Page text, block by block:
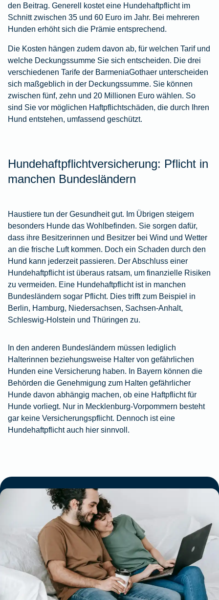
den Beitrag. Generell kostet eine Hundehaftpflicht im
Schnitt zwischen 35 und 60 Euro im Jahr. Bei mehreren
Hunden erhöht sich die Prämie entsprechend.
Die Kosten hängen zudem davon ab, für welchen Tarif und
welche Deckungssumme Sie sich entscheiden. Die drei
verschiedenen Tarife der BarmeniaGothaer unterscheiden
sich maßgeblich in der Deckungssumme. Sie können
zwischen fünf, zehn und 20 Millionen Euro wählen. So
sind Sie vor möglichen Haftpflichtschäden, die durch Ihren
Hund entstehen, umfassend geschützt.
Hundehaftpflichtversicherung: Pflicht in
manchen Bundesländern
Haustiere tun der Gesundheit gut. Im Übrigen steigern
besonders Hunde das Wohlbefinden. Sie sorgen dafür,
dass ihre Besitzerinnen und Besitzer bei Wind und Wetter
an die frische Luft kommen. Doch ein Schaden durch den
Hund kann jederzeit passieren. Der Abschluss einer
Hundehaftpflicht ist überaus ratsam, um finanzielle Risiken
zu vermeiden. Eine Hundehaftpflicht ist in manchen
Bundesländern sogar Pflicht. Dies trifft zum Beispiel in
Berlin, Hamburg, Niedersachsen, Sachsen-Anhalt,
Schleswig-Holstein und Thüringen zu.
In den anderen Bundesländern müssen lediglich
Halterinnen beziehungsweise Halter von gefährlichen
Hunden eine Versicherung haben. In Bayern können die
Behörden die Genehmigung zum Halten gefährlicher
Hunde davon abhängig machen, ob eine Haftpflicht für
Hunde vorliegt. Nur in Mecklenburg-Vorpommern besteht
gar keine Versicherungspflicht. Dennoch ist eine
Hundehaftpflicht auch hier sinnvoll.